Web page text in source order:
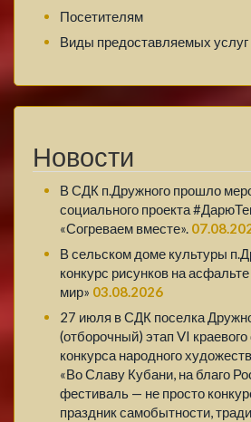
Посетителям
Виды предоставляемых услуг
Новости
В СДК п.Дружного прошло
социального проекта
«Согреваем вместе».
В сельском доме культуры
конкурс рисунков на
мир» 03.08.2026
27 июля в СДК поселка
(отборочный) этап VI
конкурса народного
«Во Славу Кубани, на благо
фестиваль — не просто
праздник самобытности,